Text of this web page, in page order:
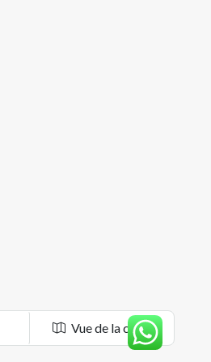
Vue de la carte